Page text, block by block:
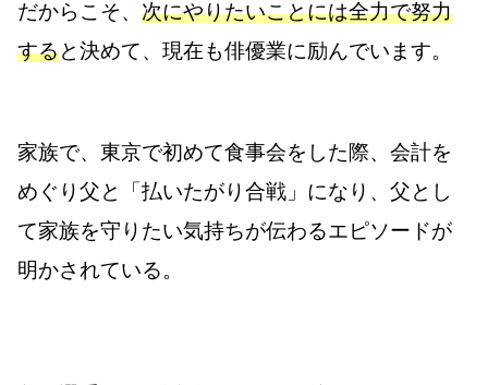
だからこそ、 次にやりたいことには全力で努力
すると決めて、現在も俳優業に励んでいます。
家族で、東京で初めて食事会をした際、会計を
めぐり父と「払いたがり合戦」になり、父とし
て家族を守りたい気持ちが伝わるエピソードが
明かされている。